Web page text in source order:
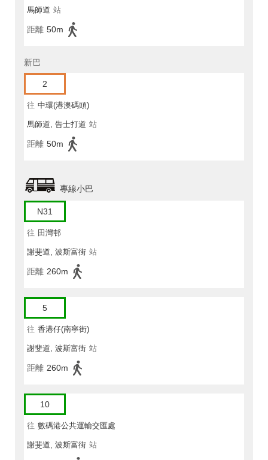
馬師道 站
距離 50m
新巴
2
往 中環(港澳碼頭)
馬師道, 告士打道 站
距離 50m
專線小巴
N31
往 田灣邨
謝斐道, 波斯富街 站
距離 260m
5
往 香港仔(南寧街)
謝斐道, 波斯富街 站
距離 260m
10
往 數碼港公共運輸交匯處
謝斐道, 波斯富街 站